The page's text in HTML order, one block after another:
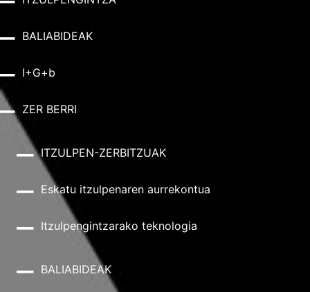
BALIABIDEAK
I+G+b
ZER BERRI
ITZULPEN-ZERBITZUAK
Eskatu itzulpenaren aurrekontua
Itzulpengintzarako teknologia
BALIABIDEAK